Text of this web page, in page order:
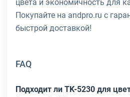
цвета и экономичность для
Покупайте на andpro.ru с
быстрой доставкой!
FAQ
Подходит ли TK-5230 для